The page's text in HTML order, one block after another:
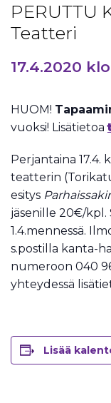
PERUTTU
Teatteri
17.4.2020
HUOM!
vuoksi! Lisätietoa
Perjantaina 17.4.
teatterin
esitys
jäsenille 20€/kpl.
1.4.mennessä.
s.postilla kanta-
numeroon 040
yhteydessä
Lisää